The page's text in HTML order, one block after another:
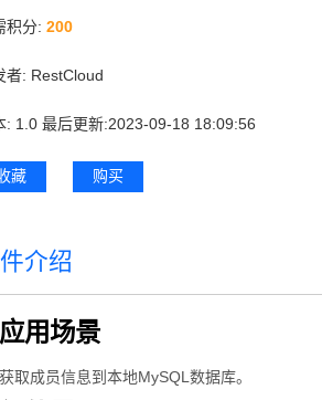
积分:200
者: RestCloud
: 1.0 最后更新:2023-09-18 18:09:56
藏 购买
介绍
应用场景
获取成员信息到本地MySQL数据库。